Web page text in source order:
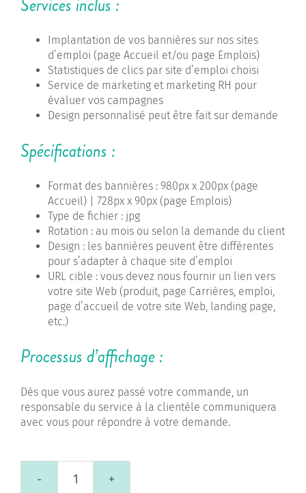
Implantation de vos bannières sur nos sites
d’emploi (page Accueil et/ou page Emplois)
Statistiques de clics par site d’emploi choisi
Service de marketing et marketing RH pour
évaluer vos campagnes
Design personnalisé peut être fait sur demande
Spécifications :
Format des bannières : 980px x 200px (page
Accueil) | 728px x 90px (page Emplois)
Type de fichier : jpg
Rotation : au mois ou selon la demande du client
Design : les bannières peuvent être différentes
pour s’adapter à chaque site d’emploi
URL cible : vous devez nous fournir un lien vers
votre site Web (produit, page Carrières, emploi,
page d’accueil de votre site Web, landing page,
etc.)
Processus d’affichage :
Dès que vous aurez passé votre commande, un
responsable du service à la clientèle communiquera
avec vous pour répondre à votre demande.
quantité